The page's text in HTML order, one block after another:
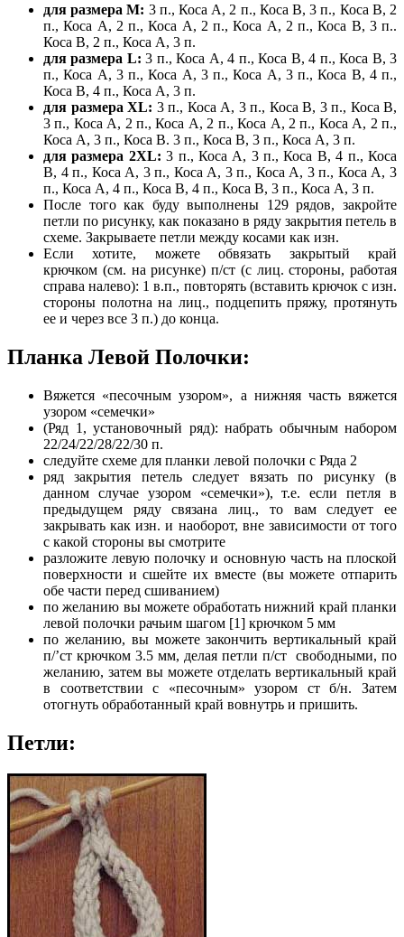
для размера М: 3 п., Коса А, 2 п., Коса В, 3 п., Коса В, 2
п., Коса А, 2 п., Коса А, 2 п., Коса А, 2 п., Коса В, 3 п..
Коса В, 2 п., Коса А, 3 п.
для размера L: 3 п., Коса А, 4 п., Коса В, 4 п., Коса В, 3
п., Коса А, 3 п., Коса А, 3 п., Коса А, 3 п., Коса В, 4 п.,
Коса В, 4 п., Коса А, 3 п.
для размера ХL: 3 п., Коса А, 3 п., Коса В, 3 п., Коса В,
3 п., Коса А, 2 п., Коса А, 2 п., Коса А, 2 п., Коса А, 2 п.,
Коса А, 3 п., Коса В. 3 п., Коса В, 3 п., Коса А, 3 п.
для размера 2ХL: 3 п., Коса А, 3 п., Коса В, 4 п., Коса
В, 4 п., Коса А, 3 п., Коса А, 3 п., Коса А, 3 п., Коса А, 3
п., Коса А, 4 п., Коса В, 4 п., Коса В, 3 п., Коса А, 3 п.
После того как буду выполнены 129 рядов, закройте
петли по рисунку, как показано в ряду закрытия петель в
схеме. Закрываете петли между косами как изн.
Если хотите, можете обвязать закрытый край
крючком (см. на рисунке) п/ст (с лиц. стороны, работая
справа налево): 1 в.п., повторять (вставить крючок с изн.
стороны полотна на лиц., подцепить пряжу, протянуть
ее и через все 3 п.) до конца.
Планка Левой Полочки:
Вяжется «песочным узором», а нижняя часть вяжется
узором «семечки»
(Ряд 1, установочный ряд): набрать обычным набором
22/24/22/28/22/30 п.
следуйте схеме для планки левой полочки с Ряда 2
ряд закрытия петель следует вязать по рисунку (в
данном случае узором «семечки»), т.е. если петля в
предыдущем ряду связана лиц., то вам следует ее
закрывать как изн. и наоборот, вне зависимости от того
с какой стороны вы смотрите
разложите левую полочку и основную часть на плоской
поверхности и сшейте их вместе (вы можете отпарить
обе части перед сшиванием)
по желанию вы можете обработать нижний край планки
левой полочки рачьим шагом [1] крючком 5 мм
по желанию, вы можете закончить вертикальный край
п/’ст крючком 3.5 мм, делая петли п/ст свободными, по
желанию, затем вы можете отделать вертикальный край
в соответствии с «песочным» узором ст б/н. Затем
отогнуть обработанный край вовнутрь и пришить.
Петли: